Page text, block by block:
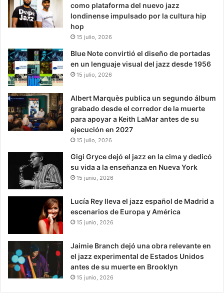
como plataforma del nuevo jazz
londinense impulsado por la cultura hip
hop
15 julio, 2026
Blue Note convirtió el diseño de portadas
en un lenguaje visual del jazz desde 1956
15 julio, 2026
Albert Marquès publica un segundo álbum
grabado desde el corredor de la muerte
para apoyar a Keith LaMar antes de su
ejecución en 2027
15 julio, 2026
Gigi Gryce dejó el jazz en la cima y dedicó
su vida a la enseñanza en Nueva York
15 junio, 2026
Lucía Rey lleva el jazz español de Madrid a
escenarios de Europa y América
15 junio, 2026
Jaimie Branch dejó una obra relevante en
el jazz experimental de Estados Unidos
antes de su muerte en Brooklyn
15 junio, 2026